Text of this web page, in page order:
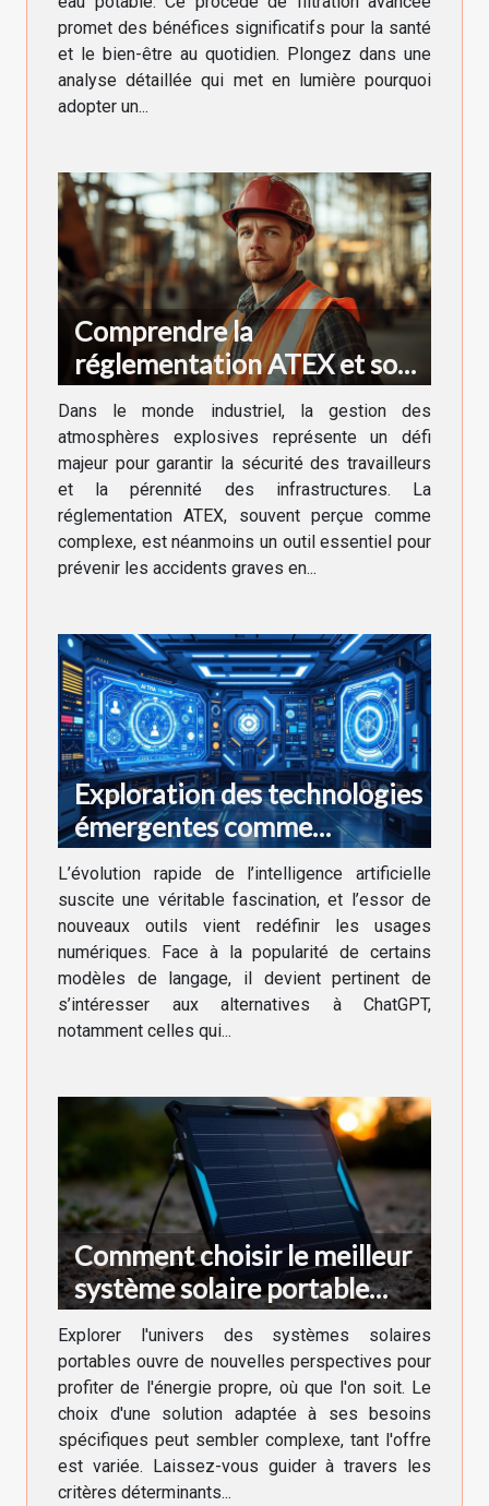
promet des bénéfices significatifs pour la santé
et le bien-être au quotidien. Plongez dans une
analyse détaillée qui met en lumière pourquoi
adopter un...
Comprendre la
réglementation ATEX et son
impact sur la sécurité en
zone à risque
Dans le monde industriel, la gestion des
atmosphères explosives représente un défi
majeur pour garantir la sécurité des travailleurs
et la pérennité des infrastructures. La
réglementation ATEX, souvent perçue comme
complexe, est néanmoins un outil essentiel pour
prévenir les accidents graves en...
Exploration des technologies
émergentes comme
alternative à ChatGPT
L’évolution rapide de l’intelligence artificielle
suscite une véritable fascination, et l’essor de
nouveaux outils vient redéfinir les usages
numériques. Face à la popularité de certains
modèles de langage, il devient pertinent de
s’intéresser aux alternatives à ChatGPT,
notamment celles qui...
Comment choisir le meilleur
système solaire portable
pour vos besoins
Explorer l'univers des systèmes solaires
portables ouvre de nouvelles perspectives pour
profiter de l'énergie propre, où que l'on soit. Le
choix d'une solution adaptée à ses besoins
spécifiques peut sembler complexe, tant l'offre
est variée. Laissez-vous guider à travers les
critères déterminants...